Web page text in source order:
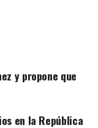
y propone que
en la República